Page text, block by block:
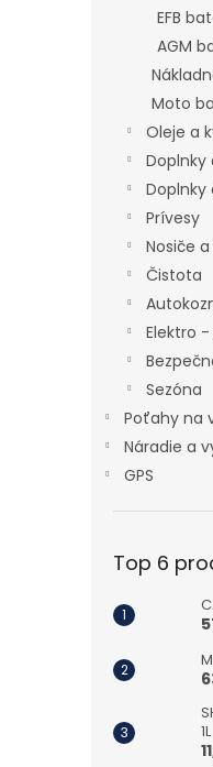
EFB
AGM
Moto
Oleje a
Doplnky
Doplnky
Prívesy
Nosiče
Čistota
Elektro
Sezóna
Poťahy na
Náradie a
GPS
Top 6
1L